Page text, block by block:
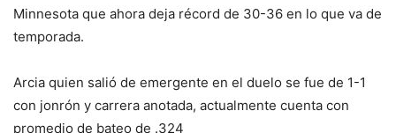
Minnesota que ahora deja récord de 30-36 en lo que va de
temporada.
Arcia quien salió de emergente en el duelo se fue de 1-1
con jonrón y carrera anotada, actualmente cuenta con
promedio de bateo de .324